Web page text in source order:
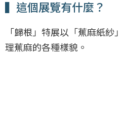
▍這個展覽有什麼？
「歸根」特展以「蕉麻紙
理蕉麻的各種樣貌。